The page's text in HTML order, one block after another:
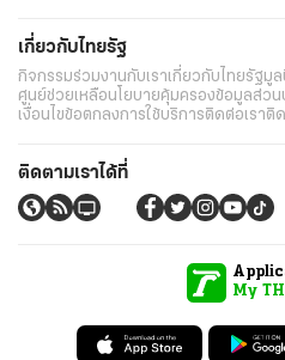
เกี่ยวกับไทยรัฐ
กิจกรรมร่วมงานกับเราเกี่ยวกับไทยรัฐมู
ศูนย์ช่วยเหลือนโยบายคุ้มครองข้อมูลส่ว
เงื่อนไขข้อตกลงการใช้บริการติดต่อเราติ
ติดตามเราได้ที่
My